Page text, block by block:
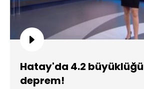
Hatay'da 4.2
deprem!